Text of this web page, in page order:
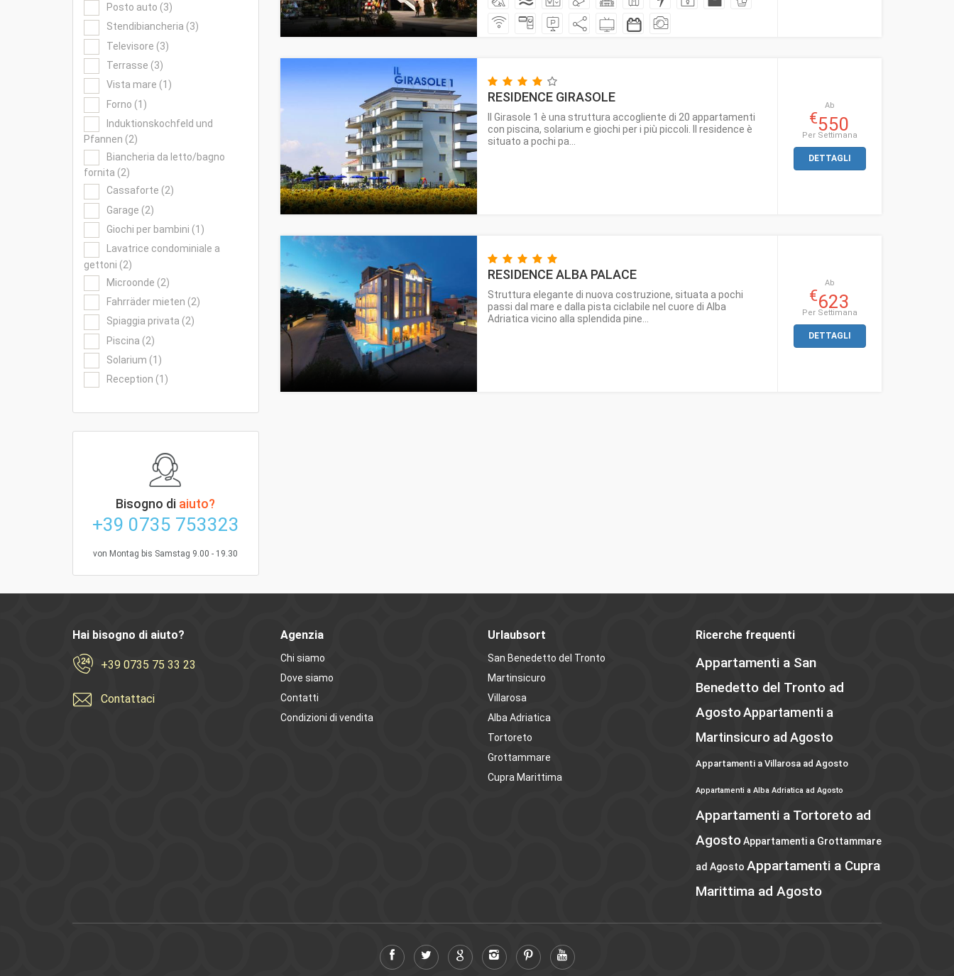
Posto auto (3)
Stendibiancheria (3)
Televisore (3)
Terrasse (3)
Vista mare (1)
Forno (1)
Induktionskochfeld und
Pfannen (2)
Biancheria da letto/bagno
fornita (2)
Cassaforte (2)
Garage (2)
Giochi per bambini (1)
Lavatrice condominiale a
gettoni (2)
Microonde (2)
Fahrräder mieten (2)
Spiaggia privata (2)
Piscina (2)
Solarium (1)
Reception (1)
Bisogno di aiuto?
+39 0735 753323
von Montag bis Samstag 9.00 - 19.30
RESIDENCE GIRASOLE
Il Girasole 1 è una struttura accogliente di 20 appartamenti
con piscina, solarium e giochi per i più piccoli. Il residence è
situato a pochi pa...
Ab
€550
Per Settimana
DETTAGLI
RESIDENCE ALBA PALACE
Struttura elegante di nuova costruzione, situata a pochi
passi dal mare e dalla pista ciclabile nel cuore di Alba
Adriatica vicino alla splendida pine...
Ab
€623
Per Settimana
DETTAGLI
Hai bisogno di aiuto?
+39 0735 75 33 23
Contattaci
Agenzia
Chi siamo
Dove siamo
Contatti
Condizioni di vendita
Urlaubsort
San Benedetto del Tronto
Martinsicuro
Villarosa
Alba Adriatica
Tortoreto
Grottammare
Cupra Marittima
Ricerche frequenti
Appartamenti a San
Benedetto del Tronto ad
AgostoAppartamenti a
Martinsicuro ad Agosto
Appartamenti a Villarosa ad Agosto
Appartamenti a Alba Adriatica ad Agosto
Appartamenti a Tortoreto ad
Agosto Appartamenti a Grottammare
ad Agosto Appartamenti a Cupra
Marittima ad Agosto